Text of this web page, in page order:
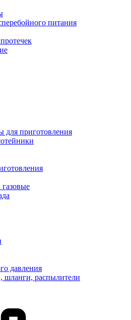
питания
для приготовления
давления
шланги, распылители